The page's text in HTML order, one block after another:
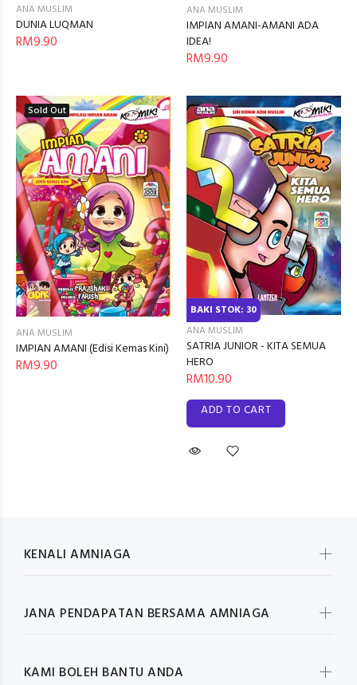
ANA MUSLIM
DUNIA LUQMAN
RM9.90
ANA MUSLIM
IMPIAN AMANI-AMANI ADA
IDEA!
RM9.90
Sold Out
ANA MUSLIM
IMPIAN AMANI (Edisi Kemas Kini)
RM9.90
BAKI STOK: 30
ANA MUSLIM
SATRIA JUNIOR - KITA SEMUA
HERO
RM10.90
ADD TO CART
KENALI AMNIAGA
JANA PENDAPATAN BERSAMA AMNIAGA
KAMI BOLEH BANTU ANDA